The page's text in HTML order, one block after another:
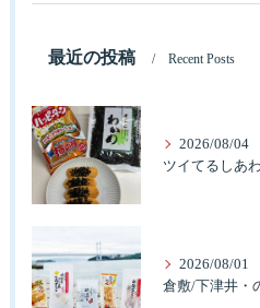
最近の投稿 Recent Posts
2026/08/04
2026/08/01